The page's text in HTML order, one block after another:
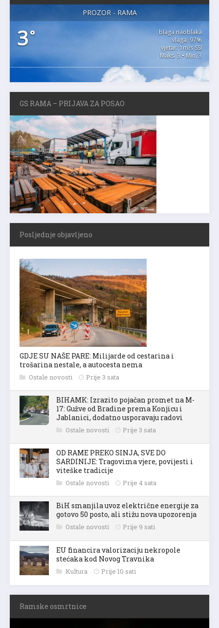
PROZOR - RAMA
3°
blaga naoblaka
vlaga: 97%
vjetar: 1m/s SSI
Maks. 3 • Min. 3
GS RAMA – PRIJAVA ZA POSAO
Posljednje objavljeno
GDJE SU NAŠE PARE: Milijarde od cestarina i
trošarina nestale, a autocesta nema
Ostale novosti Prije 3 sata
BIHAMK: Izrazito pojačan promet na M-
17: Gužve od Bradine prema Konjicu i
Jablanici, dodatno usporavaju radovi
Ostale novosti Prije 3 sata
OD RAME PREKO SINJA, SVE DO
SARDINIJE: Tragovima vjere, povijesti i
viteške tradicije
Ostale novosti Prije 4 sata
BiH smanjila uvoz električne energije za
gotovo 50 posto, ali stižu nova upozorenja
Ostale novosti Prije 9 sati
EU financira valorizaciju nekropole
stećaka kod Novog Travnika
Kultura Prije 10 sati
Ramske osmrtnice